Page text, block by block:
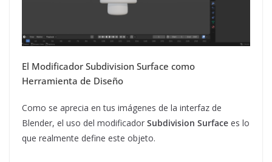
El Modificador Subdivision Surface como
Herramienta de Diseño
Como se aprecia en tus imágenes de la interfaz de
Blender, el uso del modificador Subdivision Surface es lo
que realmente define este objeto.